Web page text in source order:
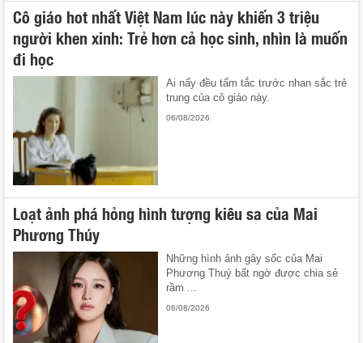
Cô giáo hot nhất Việt Nam lúc này khiến 3 triệu
người khen xinh: Trẻ hơn cả học sinh, nhìn là muốn
đi học
Ai nấy đều tấm tắc trước nhan sắc trẻ
trung của cô giáo này.
06/08/2026
Loạt ảnh phá hỏng hình tượng kiêu sa của Mai
Phương Thúy
Những hình ảnh gây sốc của Mai
Phương Thuý bất ngờ được chia sẻ
rầm ...
06/08/2026